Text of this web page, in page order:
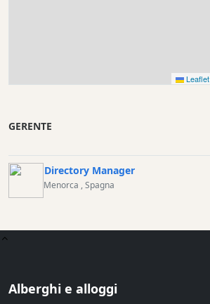
Leaflet
GERENTE
Directory Manager
Menorca , Spagna
Alberghi e alloggi